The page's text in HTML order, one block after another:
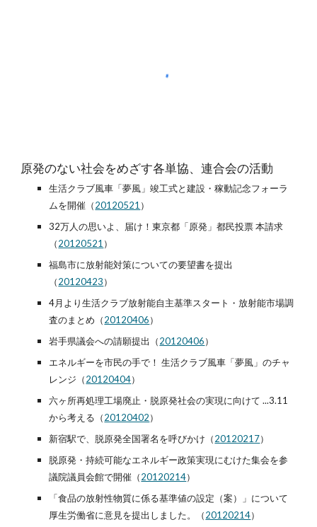
原発のない社会をめざす各単協、連合会の活動
生活クラブ風車「夢風」竣工式と建設・稼動記念フォーラ
ムを開催（20120521 ）
32万人の思いよ、届け！東京都「原発」都民投票 本請求
（20120521 ）
福島市に放射能対策についての要望書を提出
（20120423）
4月より生活クラブ放射能自主基準スタート・放射能市場調
査のまとめ（20120406）
岩手県議会への請願提出（20120406）
エネルギーを市民の手で！ 生活クラブ風車「夢風」のチャ
レンジ（20120404）
六ヶ所再処理工場廃止・脱原発社会の実現に向けて ...3.11
から考える（20120402）
新宿駅で、脱原発全国署名を呼びかけ（20120217）
脱原発・持続可能なエネルギー政策実現にむけた集会を参
議院議員会館で開催（20120214）
「食品の放射性物質に係る基準値の設定（案）」について
厚生労働省に意見を提出しました。（20120214）